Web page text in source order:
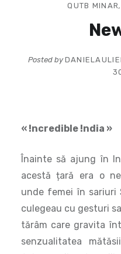
QUTB MINAR,
Posted by
« !ncredible !ndia »
Înainte să ajung în
acestă țară era o
unde femei în sariuri
culegeau cu gesturi
tărâm care gravita
senzualitatea